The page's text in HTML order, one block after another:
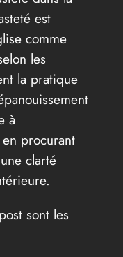
est
comme
les
la pratique
à
en procurant
clarté
sont les